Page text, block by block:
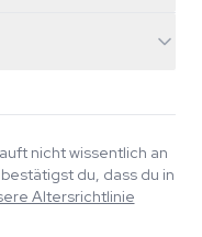
nicht wissentlich an
du, dass du in
Altersrichtlinie